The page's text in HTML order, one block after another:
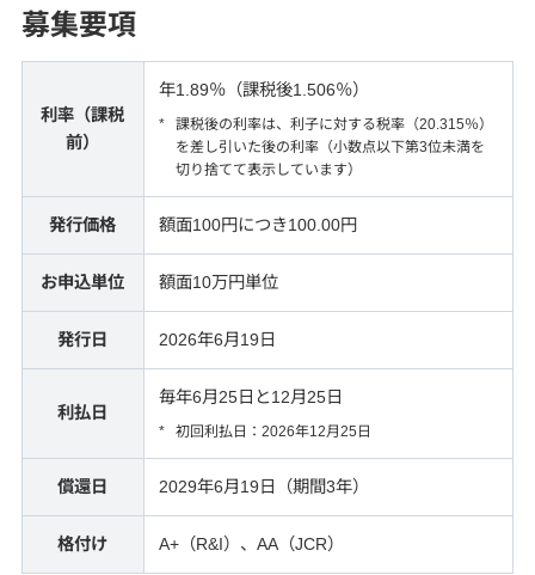
キャンペーン情報
取扱商品
サービス
投資情報・セミナー
お問い合わせ・お手続き
セキュリティ
募集要項
利率（課税
前）
年1.89％（課税後1.506％）
*
課税後の利率は、利子に対する税率（20.315％）
を差し引いた後の利率（小数点以下第3位未満を
切り捨てて表示しています）
発行価格 額面100円につき100.00円
お申込単位 額面10万円単位
発行日 2026年6月19日
利払日
毎年6月25日と12月25日
* 初回利払日：2026年12月25日
償還日 2029年6月19日（期間3年）
格付け A+（R&I）、AA（JCR）